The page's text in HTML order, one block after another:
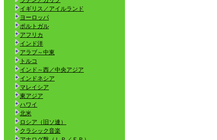
イギリス／アイルランド
ヨーロッパ
ポルトガル
アフリカ
インド洋
アラブ～中東
トルコ
インド～西／中央アジア
インドネシア
マレイシア
東アジア
ハワイ
北米
ロシア（旧ソ連）
クラシック音楽